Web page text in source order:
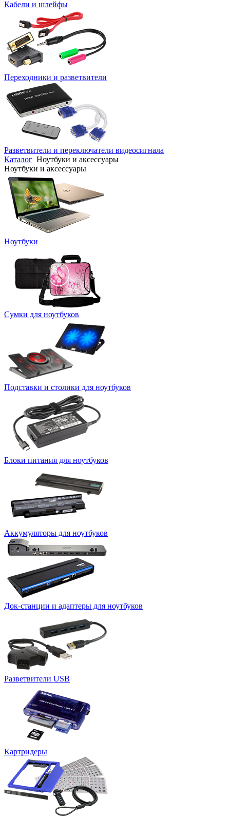
Кабели и шлейфы
Переходники и разветвители
Разветвители и переключатели видеосигнала
Каталог Ноутбуки и аксессуары
Ноутбуки и аксессуары
Ноутбуки
Сумки для ноутбуков
Подставки и столики для ноутбуков
Блоки питания для ноутбуков
Аккумуляторы для ноутбуков
Док-станции и адаптеры для ноутбуков
Разветвители USB
Картридеры